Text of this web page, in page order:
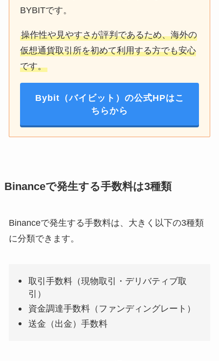
BYBITです。
操作性や見やすさが評判であるため、海外の
仮想通貨取引所を初めて利用する方でも安心
です。
Bybit（バイビット）の公式HPはこ
ちらから
Binanceで発生する手数料は3種類
Binanceで発生する手数料は、大きく以下の3種類
に分類できます。
取引手数料（現物取引・デリバティブ取
引）
資金調達手数料（ファンディングレート）
送金（出金）手数料